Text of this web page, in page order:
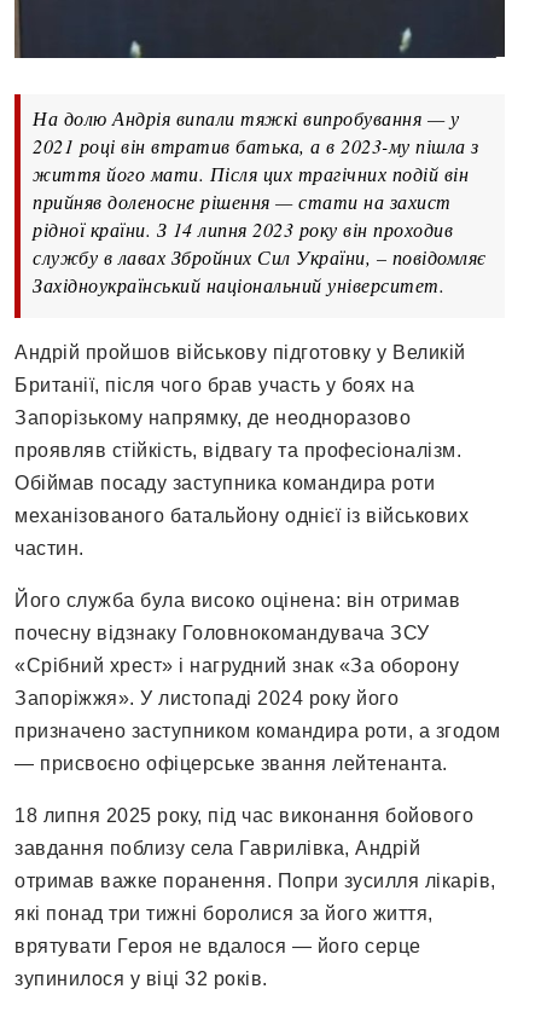
На долю Андрія випали тяжкі випробування — у
2021 році він втратив батька, а в 2023-му пішла з
життя його мати. Після цих трагічних подій він
прийняв доленосне рішення — стати на захист
рідної країни. З 14 липня 2023 року він проходив
службу в лавах Збройних Сил України, – повідомляє
Західноукраїнський національний університет.
Андрій пройшов військову підготовку у Великій
Британії, після чого брав участь у боях на
Запорізькому напрямку, де неодноразово
проявляв стійкість, відвагу та професіоналізм.
Обіймав посаду заступника командира роти
механізованого батальйону однієї із військових
частин.
Його служба була високо оцінена: він отримав
почесну відзнаку Головнокомандувача ЗСУ
«Срібний хрест» і нагрудний знак «За оборону
Запоріжжя». У листопаді 2024 року його
призначено заступником командира роти, а згодом
— присвоєно офіцерське звання лейтенанта.
18 липня 2025 року, під час виконання бойового
завдання поблизу села Гаврилівка, Андрій
отримав важке поранення. Попри зусилля лікарів,
які понад три тижні боролися за його життя,
врятувати Героя не вдалося — його серце
зупинилося у віці 32 років.